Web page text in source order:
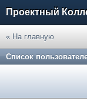
Проектный
« На главную
Список